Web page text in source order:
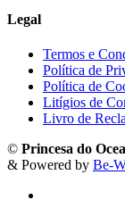
Legal
Termos e
Política de
Política de
Litígios de
Livro de
© Princesa do
& Powered by Be-